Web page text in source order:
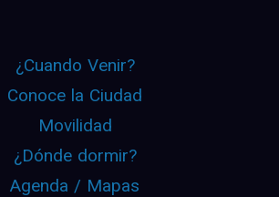
¿Cuando Venir?
Conoce la Ciudad
Movilidad
¿Dónde dormir?
Agenda / Mapas